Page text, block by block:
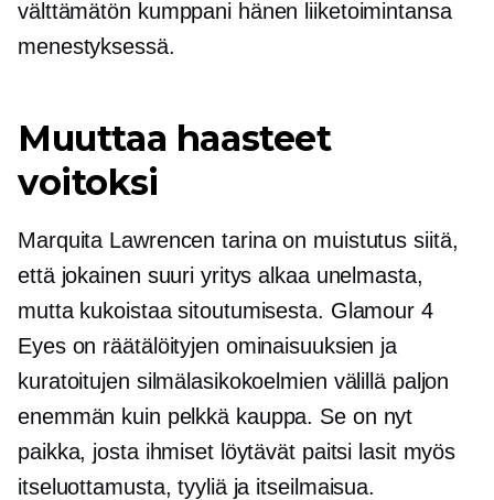
välttämätön kumppani hänen liiketoimintansa
menestyksessä.
Muuttaa haasteet
voitoksi
Marquita Lawrencen tarina on muistutus siitä,
että jokainen suuri yritys alkaa unelmasta,
mutta kukoistaa sitoutumisesta. Glamour 4
Eyes on räätälöityjen ominaisuuksien ja
kuratoitujen silmälasikokoelmien välillä paljon
enemmän kuin pelkkä kauppa. Se on nyt
paikka, josta ihmiset löytävät paitsi lasit myös
itseluottamusta, tyyliä ja itseilmaisua.